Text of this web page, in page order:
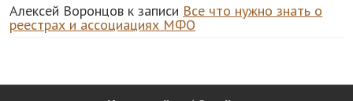
Алексей Воронцов к записи Все что нужно знать о
реестрах и ассоциациях МФО